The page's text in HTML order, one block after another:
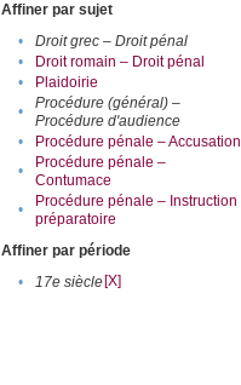
Affiner par sujet
•
Droit grec – Droit pénal
•
Droit romain – Droit pénal
•
Plaidoirie
•
Procédure (général) –
Procédure d'audience
• Procédure pénale – Accusation
•
Procédure pénale –
Contumace
•
Procédure pénale – Instruction
préparatoire
Affiner par période
•
17e siècle[X]